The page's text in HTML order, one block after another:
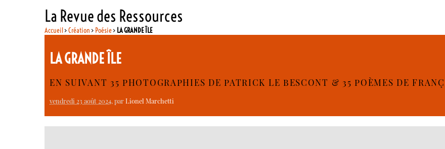
La Revue des Ressources
Accueil>Création > Poésie> LA GRANDE ÎLE
LA GRANDE ÎLE
EN SUIVANT 35 PHOTOGRAPHIES DE PATRICK LE BESCONT & 35 POÈMES DE
vendredi 23 août 2024, parLionel Marchetti